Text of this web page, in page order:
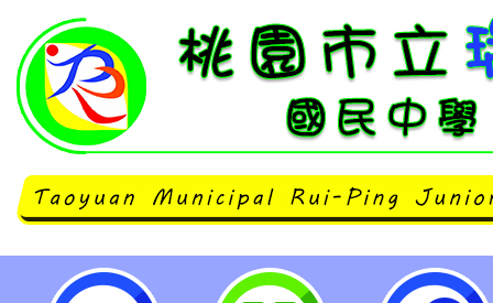
國立中央大學台灣電影研究中心辦